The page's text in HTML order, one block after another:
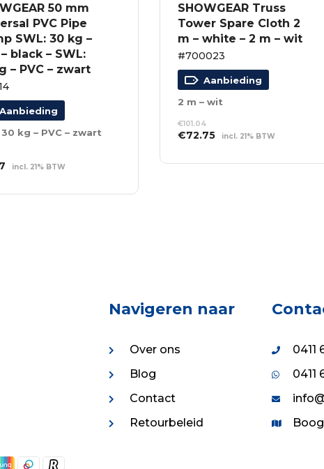
50 mm
PVC Pipe
SWL: 30 kg –
– black – SWL:
– PVC – zwart
Aanbieding
30 kg – PVC – zwart
Huidige
is:
incl. 21% BTW
SHOWGEAR Truss
Tower Spare Cloth 2
m – white – 2 m – wit
#700023
Aanbieding
2 m – wit
€101.04
Oorspronkelijke
was:
€72.75Huidige
is:
incl. 21% BTW
WINKELWAGEN
Navigeren naar
Over ons
Blog
Contact
Retourbeleid
0411
0411